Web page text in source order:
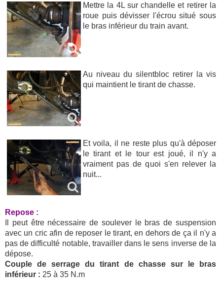
Mettre la 4L sur chandelle et retirer la
roue puis dévisser l'écrou situé sous
le bras inférieur du train avant.
Au niveau du silentbloc retirer la vis
qui maintient le tirant de chasse.
Et voila, il ne reste plus qu'à déposer
le tirant et le tour est joué, il n'y a
vraiment pas de quoi s'en relever la
nuit...
Repose :
Il peut être nécessaire de soulever le bras de suspension
avec un cric afin de reposer le tirant, en dehors de ça il n'y a
pas de difficulté notable, travailler dans le sens inverse de la
dépose.
Couple de serrage du tirant de chasse sur le bras
inférieur : 25 à 35 N.m